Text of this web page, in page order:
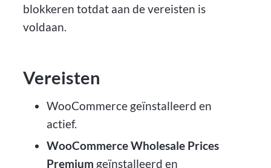
blokkeren totdat aan de vereisten is
voldaan.
Vereisten
WooCommerce geïnstalleerd en
actief.
WooCommerce Wholesale Prices
Premium geïnstalleerd en